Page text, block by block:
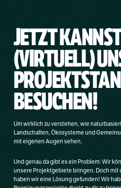
JETZT
(VIRTUELL)
BESUCHEN!
Um wirklich zu verstehen, wie
Landschaften, Ökosysteme und
mit eigenen Augen sehen.
Und genau da gibt es ein Problem: Wir
unsere Projektgebiete bringen. Doch mit
haben wir eine Lösung gefunden! Wir